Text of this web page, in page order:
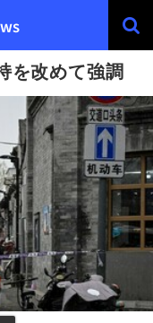
を改めて強調